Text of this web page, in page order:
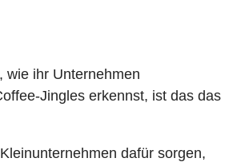
wie ihr Unternehmen
Jingles erkennst, ist das das
dafür sorgen,